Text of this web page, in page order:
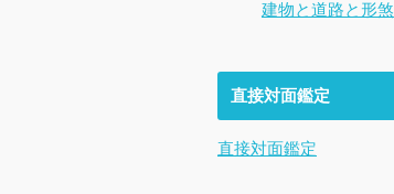
建物と道路と形煞
直接対面鑑定
直接対面鑑定